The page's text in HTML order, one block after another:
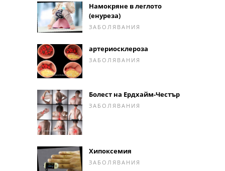
Намокряне в леглото
(енуреза)
ЗАБОЛЯВАНИЯ
артериосклероза
ЗАБОЛЯВАНИЯ
Болест на Ердхайм-Честър
ЗАБОЛЯВАНИЯ
Хипоксемия
ЗАБОЛЯВАНИЯ